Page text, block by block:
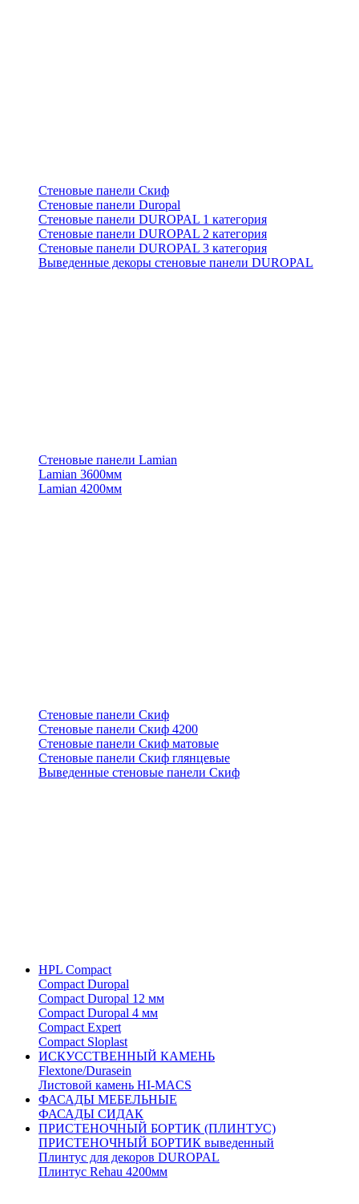
Стеновые панели Скиф
Стеновые панели Duropal
Стеновые панели DUROPAL 1 категория
Стеновые панели DUROPAL 2 категория
Стеновые панели DUROPAL 3 категория
Выведенные декоры стеновые панели DUROPAL
Стеновые панели Lamian
Lamian 3600мм
Lamian 4200мм
Стеновые панели Скиф
Стеновые панели Скиф 4200
Стеновые панели Скиф матовые
Стеновые панели Скиф глянцевые
Выведенные стеновые панели Скиф
HPL Compact
Compact Duropal
Compact Duropal 12 мм
Compact Duropal 4 мм
Compact Expert
Compact Sloplast
ИСКУССТВЕННЫЙ КАМЕНЬ
Flextone/Durasein
Листовой камень HI-MACS
ФАСАДЫ МЕБЕЛЬНЫЕ
ФАСАДЫ СИДАК
ПРИСТЕНОЧНЫЙ БОРТИК (ПЛИНТУС)
ПРИСТЕНОЧНЫЙ БОРТИК выведенный
Плинтус для декоров DUROPAL
Плинтус Rehau 4200мм